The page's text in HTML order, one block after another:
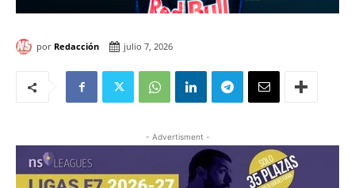
por Redacción julio 7, 2026
- Advertisment -